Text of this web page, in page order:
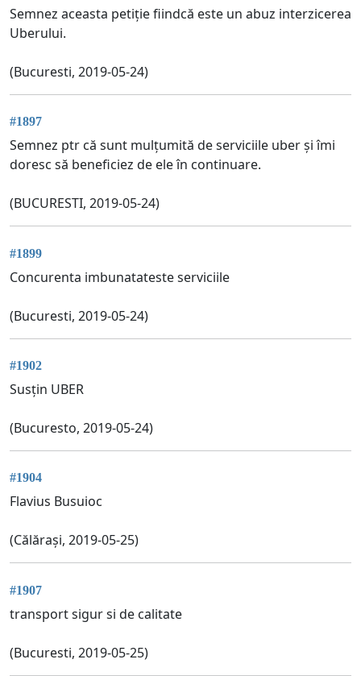
Semnez aceasta petiție fiindcă este un abuz interzicerea
Uberului.
(Bucuresti, 2019-05-24)
#1897
Semnez ptr că sunt mulțumită de serviciile uber și îmi
doresc să beneficiez de ele în continuare.
(BUCURESTI, 2019-05-24)
#1899
Concurenta imbunatateste serviciile
(Bucuresti, 2019-05-24)
#1902
Susțin UBER
(Bucuresto, 2019-05-24)
#1904
Flavius Busuioc
(Călărași, 2019-05-25)
#1907
transport sigur si de calitate
(Bucuresti, 2019-05-25)